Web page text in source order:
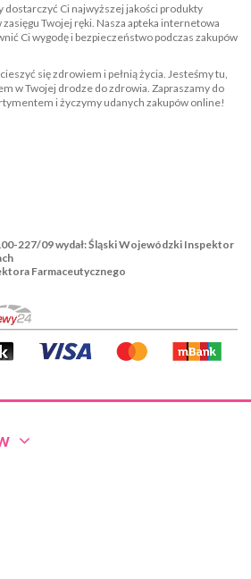
dostarczyć Ci najwyższej jakości produkty
Twojej ręki. Nasza apteka internetowa
Ci wygodę i bezpieczeństwo podczas zakupów
się zdrowiem i pełnią życia. Jesteśmy tu,
w Twojej drodze do zdrowia. Zapraszamy do
i życzymy udanych zakupów online!
227/09 wydał: Śląski Wojewódzki Inspektor
Farmaceutycznego